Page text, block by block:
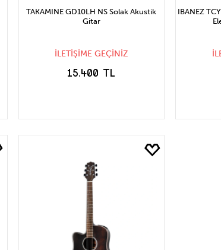
TAKAMINE GD10LH NS Solak Akustik
Gitar
İLETİŞİME GEÇİNİZ
15.400 TL
STOĞA GELİNCE
IBANEZ